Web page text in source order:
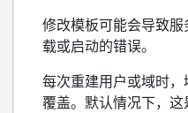
修改模板可能会导致
载或启动的错误。
每次重建用户或域时
覆盖。默认情况下，